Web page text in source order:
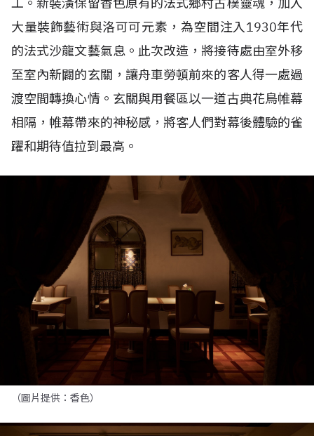
大量裝飾藝術與洛可可元素，為空間注入1930年代
的法式沙龍文藝氣息。此次改造，將接待處由室外移
至室內新闢的玄關，讓舟車勞頓前來的客人得一處過
渡空間轉換心情。玄關與用餐區以一道古典花鳥帷幕
相隔，帷幕帶來的神秘感，將客人們對幕後體驗的雀
躍和期待值拉到最高。
（圖片提供：香色）